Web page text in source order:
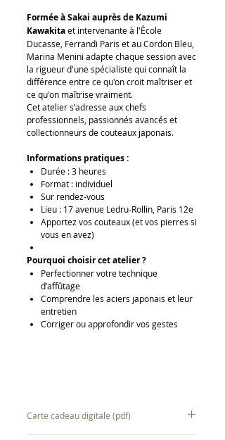
Formée à Sakai auprès de Kazumi
Kawakitaet intervenante à l'École
Ducasse, Ferrandi Paris et au Cordon Bleu,
Marina Menini adapte chaque session avec
la rigueur d'une spécialiste qui connaît la
différence entre ce qu'on croit maîtriser et
ce qu'on maîtrise vraiment.
Cet atelier s’adresse aux chefs
professionnels, passionnés avancés et
collectionneurs de couteaux japonais.
Informations pratiques :
Durée : 3 heures
Format : individuel
Sur rendez-vous
Lieu : 17 avenue Ledru-Rollin, Paris 12e
Apportez vos couteaux (et vos pierres si
vous en avez)
Pourquoi choisir cet atelier ?
Perfectionner votre technique
d’affûtage
Comprendre les aciers japonais et leur
entretien
Corriger ou approfondir vos gestes
Carte cadeau digitale (pdf)